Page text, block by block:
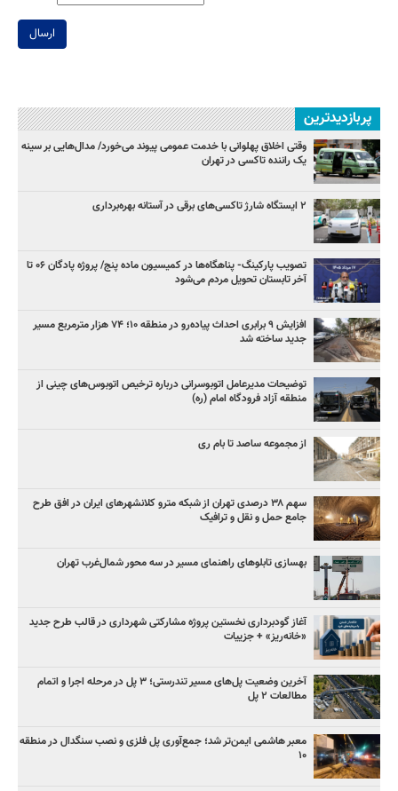
ارسال
پربازدیدترین
وقتی اخلاق پهلوانی با خدمت عمومی پیوند می‌خورد/ مدال‌هایی بر سینه
یک راننده تاکسی در تهران
۲ ایستگاه شارژ تاکسی‌های برقی در آستانه بهره‌برداری
تصویب پارکینگ- پناهگاه‌ها در کمیسیون ماده پنج/ پروژه پادگان ۰۶ تا
آخر تابستان تحویل مردم می‌شود
افزایش ۹ برابری احداث پیاده‌رو در منطقه ۱۰؛ ۷۴ هزار مترمربع مسیر
جدید ساخته شد
توضیحات مدیرعامل اتوبوسرانی درباره ترخیص اتوبوس‌های چینی از
منطقه آزاد فرودگاه امام (ره)
از مجموعه ساصد تا بام ری
سهم ۳۸ درصدی تهران از شبکه مترو کلانشهرهای ایران در افق طرح
جامع حمل و نقل و ترافیک
بهسازی تابلوهای راهنمای مسیر در سه محور شمال‌غرب تهران
آغاز گودبرداری نخستین پروژه مشارکتی شهرداری در قالب طرح جدید
«خانه‌ریز» + جزییات
آخرین وضعیت پل‌های مسیر تندرستی؛ ۳ پل در مرحله اجرا و اتمام
مطالعات ۲ پل
معبر هاشمی ایمن‌تر شد؛ جمع‌آوری پل فلزی و نصب سنگدال در منطقه
۱۰